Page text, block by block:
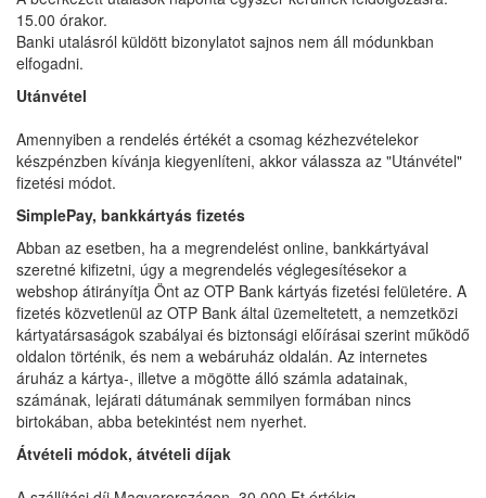
15.00 órakor.
Banki utalásról küldött bizonylatot sajnos nem áll módunkban
elfogadni.
Utánvétel
Amennyiben a rendelés értékét a csomag kézhezvételekor
készpénzben kívánja kiegyenlíteni, akkor válassza az "Utánvétel"
fizetési módot.
SimplePay, bankkártyás fizetés
Abban az esetben, ha a megrendelést online, bankkártyával
szeretné kifizetni, úgy a megrendelés véglegesítésekor a
webshop átirányítja Önt az OTP Bank kártyás fizetési felületére. A
fizetés közvetlenül az OTP Bank által üzemeltetett, a nemzetközi
kártyatársaságok szabályai és biztonsági előírásai szerint működő
oldalon történik, és nem a webáruház oldalán. Az internetes
áruház a kártya-, illetve a mögötte álló számla adatainak,
számának, lejárati dátumának semmilyen formában nincs
birtokában, abba betekintést nem nyerhet.
Átvételi módok, átvételi díjak